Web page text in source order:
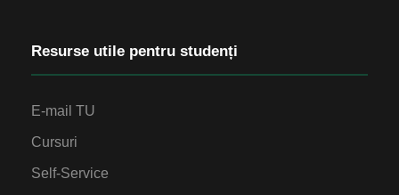
Resurse utile pentru studenți
E-mail TU
Cursuri
Self-Service